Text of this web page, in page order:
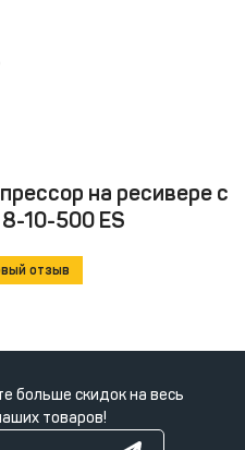
на ресивере с
10-500 ES
отзыв
больше скидок на весь
товаров!